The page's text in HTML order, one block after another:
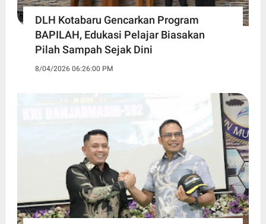
DLH Kotabaru Gencarkan Program
BAPILAH, Edukasi Pelajar Biasakan
Pilah Sampah Sejak Dini
8/04/2026 06:26:00 PM